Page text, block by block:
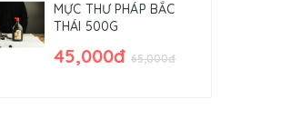
MỰC THƯ PHÁP BẮC
THÁI 500G
45,000đ 65,000đ